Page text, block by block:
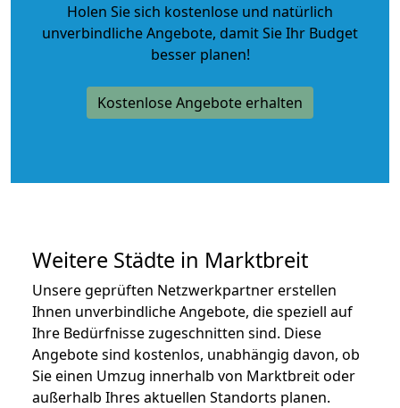
Holen Sie sich kostenlose und natürlich
unverbindliche Angebote, damit Sie Ihr Budget
besser planen!
Kostenlose Angebote erhalten
Weitere Städte in Marktbreit
Unsere geprüften Netzwerkpartner erstellen
Ihnen unverbindliche Angebote, die speziell auf
Ihre Bedürfnisse zugeschnitten sind. Diese
Angebote sind kostenlos, unabhängig davon, ob
Sie einen Umzug innerhalb von Marktbreit oder
außerhalb Ihres aktuellen Standorts planen.